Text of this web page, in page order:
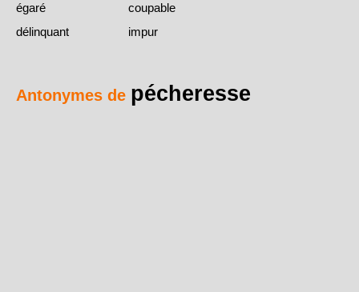
égaré
coupable
délinquant
impur
Antonymes de pécheresse